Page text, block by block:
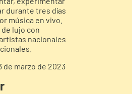
durante tres días
música en vivo.
lujo con
nacionales
de marzo de 2023